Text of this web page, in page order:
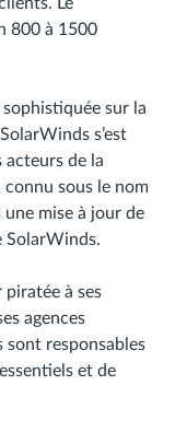
800 à 1500
sur la
s’est
acteurs de la
sous le nom
mise à jour de
SolarWinds.
piratée à ses
agences
sont responsables
et de